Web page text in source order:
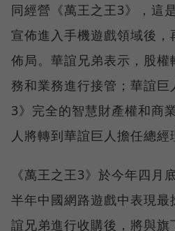
同經營《萬王之王3》，這
宣佈進入手機遊戲領域後，
佈局。華誼兄弟表示，股權
務和業務進行接管；華誼巨
3》完全的智慧財產權和商
人將轉到華誼巨人擔任總經
《萬王之王3》於今年四月
半年中國網路遊戲中表現最
誼兄弟進行收購後，將與旗